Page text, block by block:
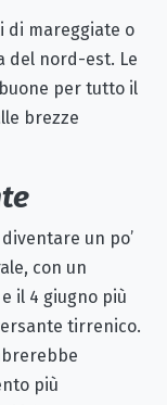
di mareggiate o
del nord-est. Le
per tutto il
brezze
un po’
con un
il 4 giugno più
tirrenico.
più